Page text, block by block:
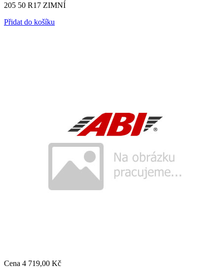
205 50 R17 ZIMNÍ
Přidat do košíku
Cena 4 719,00 Kč